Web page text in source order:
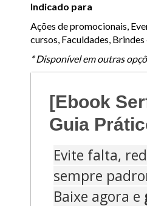
Indicado para
Ações de promocionais,
cursos, Faculdades,
* Disponível em outras
[Ebook
Guia
Evite falta,
sempre
Baixe agora e